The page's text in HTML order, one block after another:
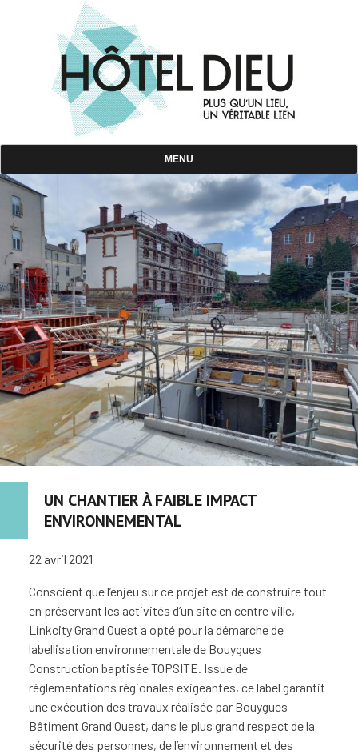
MENU
UN CHANTIER À FAIBLE IMPACT
ENVIRONNEMENTAL
22 avril 2021
Conscient que l’enjeu sur ce projet est de construire tout
en préservant les activités d’un site en centre ville,
Linkcity Grand Ouest a opté pour la démarche de
labellisation environnementale de Bouygues
Construction baptisée TOPSITE. Issue de
réglementations régionales exigeantes, ce label garantit
une exécution des travaux réalisée par Bouygues
Bâtiment Grand Ouest, dans le plus grand respect de la
sécurité des personnes, de l’environnement et des